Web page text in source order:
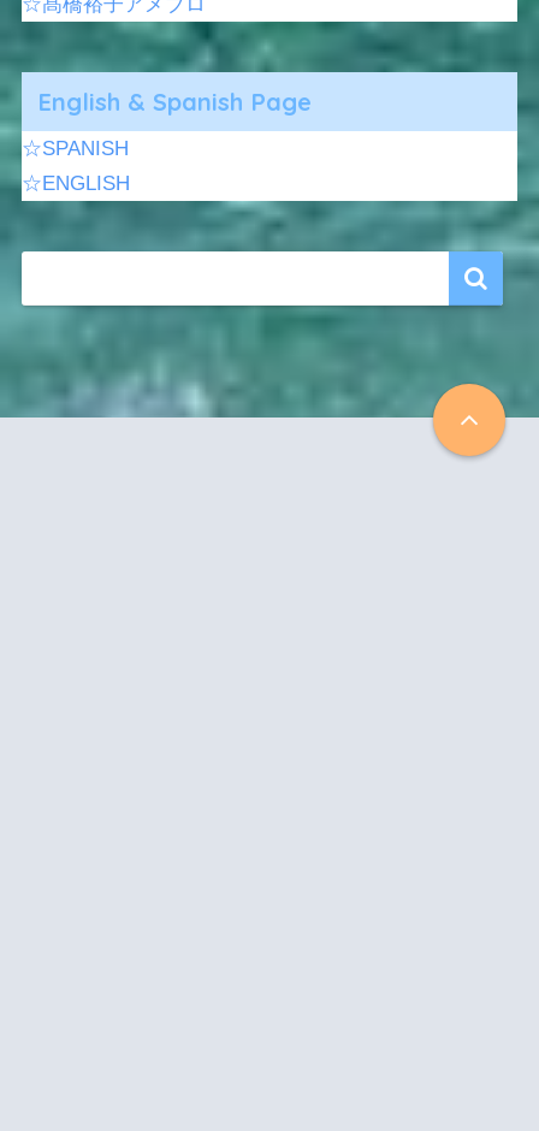
English & Spanish Page
☆SPANISH
☆ENGLISH